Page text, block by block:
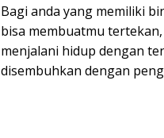
Bagi anda yang memiliki
bisa membuatmu
menjalani hidup dengan
disembuhkan dengan